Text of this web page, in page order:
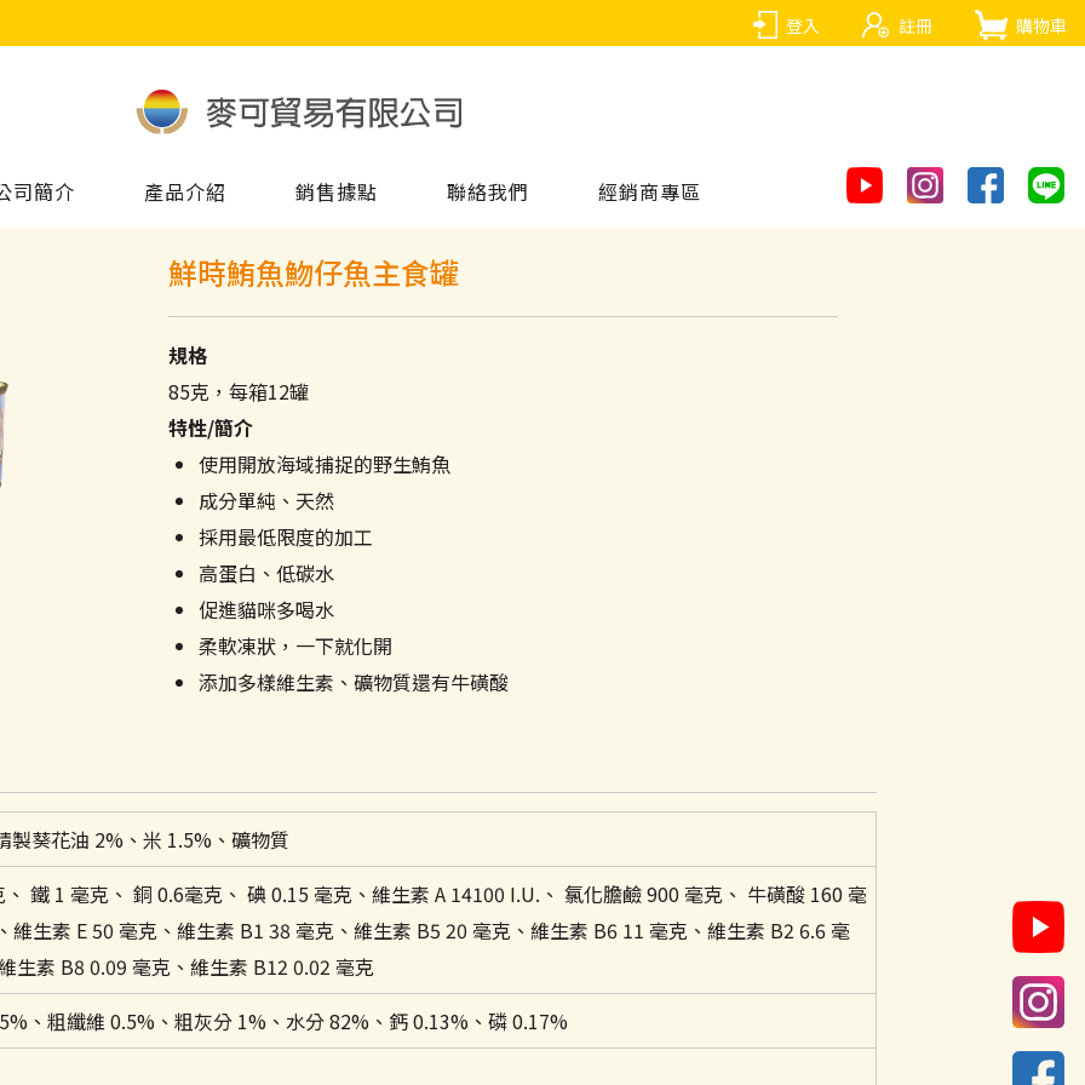
登入 註冊 購物車
司簡介 產品介紹 銷售據點 聯絡我們 經銷商專區
鮮時鮪魚魩仔魚主食罐
規格
85克，每箱12罐
特性/簡介
使用開放海域捕捉的野生鮪魚
成分單純、天然
採用最低限度的加工
高蛋白、低碳水
促進貓咪多喝水
柔軟凍狀，一下就化開
添加多樣維生素、礦物質還有牛磺酸
製葵花油 2%、米 1.5%、礦物質
鐵 1 毫克、 銅 0.6毫克、 碘 0.15 毫克、維生素 A 14100 I.U.、 氯化膽鹼 900 毫克、 牛磺酸 160 毫
維生素 E 50 毫克、維生素 B1 38 毫克、維生素 B5 20 毫克、維生素 B6 11 毫克、維生素 B2 6.6 毫
生素 B8 0.09 毫克、維生素 B12 0.02 毫克
、粗纖維 0.5%、粗灰分 1%、水分 82%、鈣 0.13%、磷 0.17%